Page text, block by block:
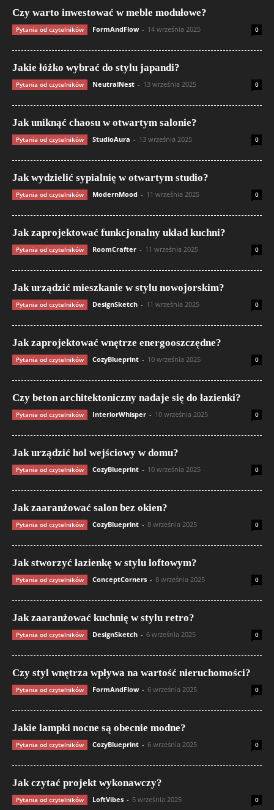
Czy warto inwestować w meble modułowe?
Pytania od czytelników FormAndFlow - 14 września 2025 0
Jakie łóżko wybrać do stylu japandi?
Pytania od czytelników NeutralNest - 13 września 2025 0
Jak uniknąć chaosu w otwartym salonie?
Pytania od czytelników StudioAura - 13 września 2025 0
Jak wydzielić sypialnię w otwartym studio?
Pytania od czytelników ModernMood - 11 września 2025 0
Jak zaprojektować funkcjonalny układ kuchni?
Pytania od czytelników RoomCrafter - 11 września 2025 0
Jak urządzić mieszkanie w stylu nowojorskim?
Pytania od czytelników DesignSketch - 11 września 2025 0
Jak zaprojektować wnętrze energooszczędne?
Pytania od czytelników CozyBlueprint - 10 września 2025 0
Czy beton architektoniczny nadaje się do łazienki?
Pytania od czytelników InteriorWhisper - 10 września 2025 0
Jak urządzić hol wejściowy w domu?
Pytania od czytelników CozyBlueprint - 10 września 2025 0
Jak zaaranżować salon bez okien?
Pytania od czytelników CozyBlueprint - 8 września 2025 0
Jak stworzyć łazienkę w stylu loftowym?
Pytania od czytelników ConceptCorners - 8 września 2025 0
Jak zaaranżować kuchnię w stylu retro?
Pytania od czytelników DesignSketch - 6 września 2025 0
Czy styl wnętrza wpływa na wartość nieruchomości?
Pytania od czytelników FormAndFlow - 6 września 2025 0
Jakie lampki nocne są obecnie modne?
Pytania od czytelników CozyBlueprint - 6 września 2025 0
Jak czytać projekt wykonawczy?
Pytania od czytelników LoftVibes - 5 września 2025 0